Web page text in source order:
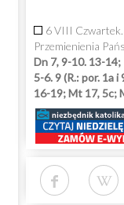
6 VIII
Przemienienia
Dn 7, 9-10. 13-14;
5-6. 9 (R.: por. 1a i
16-19; Mt 17, 5c;